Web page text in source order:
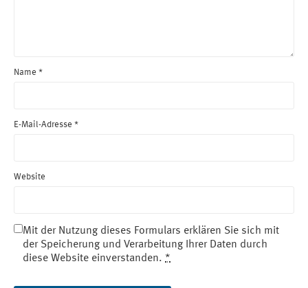
Name *
E-Mail-Adresse *
Website
Mit der Nutzung dieses Formulars erklären Sie sich mit
der Speicherung und Verarbeitung Ihrer Daten durch
diese Website einverstanden. *